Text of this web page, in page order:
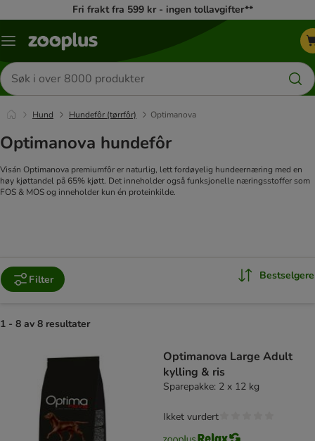
Fri frakt fra 599 kr - ingen tollavgifter**
Katalogmeny
Søk
etter
produkter
Hund Hundefôr (tørrfôr) Optimanova
Optimanova hundefôr
Visán Optimanova premiumfôr er naturlig, lett fordøyelig hundeernæring med en
høy kjøttandel på 65% kjøtt. Det inneholder også funksjonelle næringsstoffer som
FOS & MOS og inneholder kun én proteinkilde.
Filter Bestselgere
1 - 8 av 8 resultater
Optimanova Large Adult
kylling & ris
Sparepakke: 2 x 12 kg
Ikket vurdert